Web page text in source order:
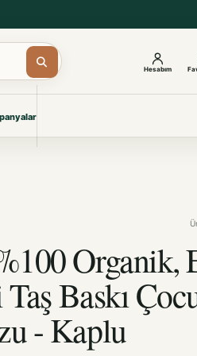
Hesabım
Organik,
Baskı
- Kaplu